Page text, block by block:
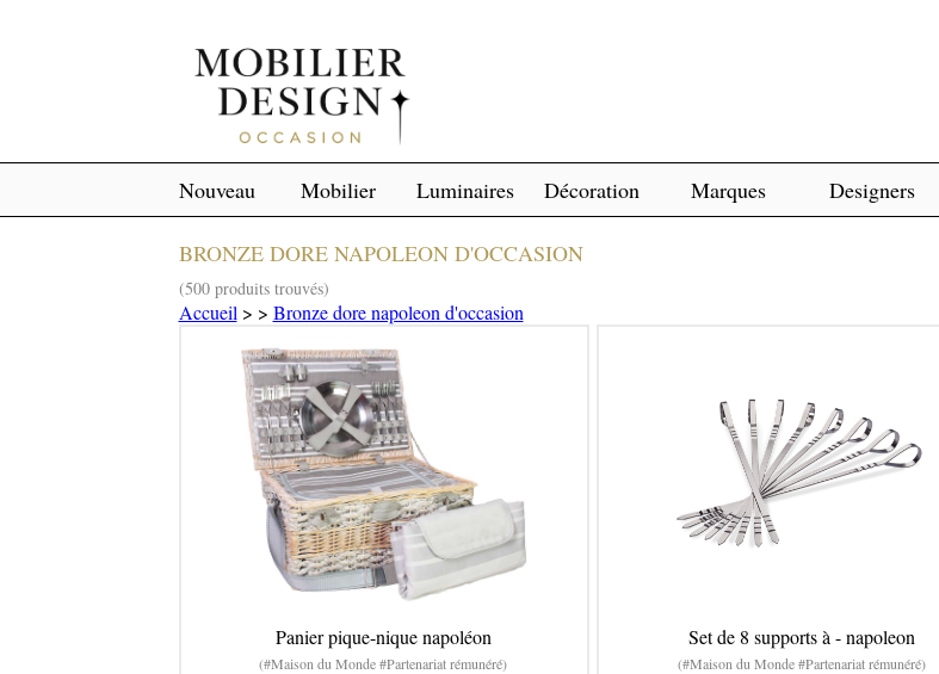
Nouveau Mobilier Luminaires Décoration Marques Designers
BRONZE DORE NAPOLEON D'OCCASION
(500 produits trouvés)
Accueil> > Bronze dore napoleon d'occasion
Panier pique-nique napoléon
(#Maison du Monde #Partenariat rémunéré)
Set de 8 supports à - napoleon
(#Maison du Monde #Partenariat rémunéré)